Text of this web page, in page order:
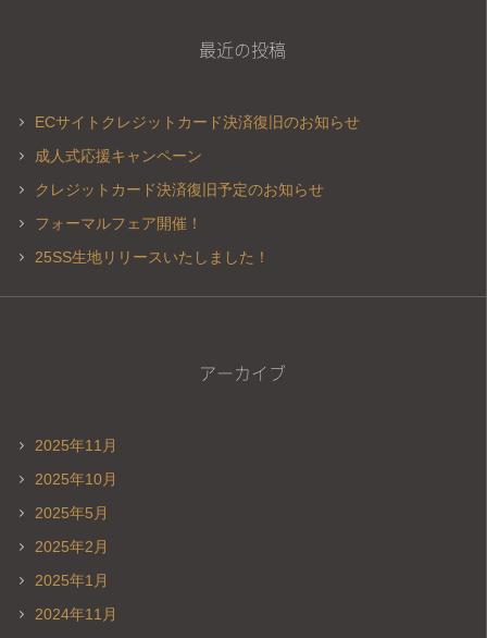
最近の投稿
ECサイトクレジットカード決済復旧のお知らせ
成人式応援キャンペーン
クレジットカード決済復旧予定のお知らせ
フォーマルフェア開催！
25SS生地リリースいたしました！
アーカイブ
2025年11月
2025年10月
2025年5月
2025年2月
2025年1月
2024年11月